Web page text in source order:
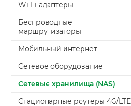
Wi-Fi адаптеры
Беспроводные
маршрутизаторы
Мобильный интернет
Сетевое оборудование
Сетевые хранилища (NAS)
Стационарные роутеры 4G/LTE